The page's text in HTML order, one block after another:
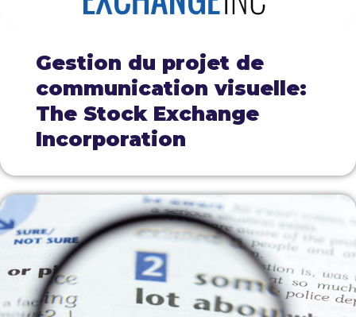
Gestion du projet de
communication visuelle:
The Stock Exchange
Incorporation